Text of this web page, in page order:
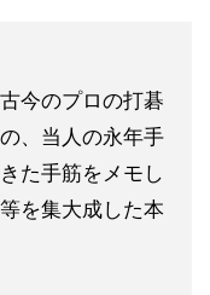
今のプロの打碁
、当人の永年手
た手筋をメモし
を集大成した本